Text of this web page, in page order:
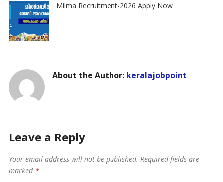
Milma Recruitment-2026 Apply Now
About the Author: keralajobpoint
Leave a Reply
Your email address will not be published. Required fields are
marked *